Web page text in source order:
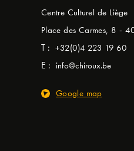
Centre Culturel de Liège
Place des Carmes, 8 -
T : +32(0)4 223 19 60
E : info@chiroux.be
Google map